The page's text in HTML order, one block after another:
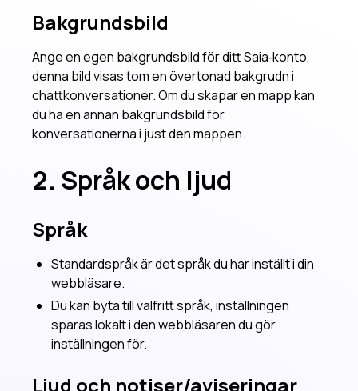
Styr tillgänglighet av AI-modeller
Kom igång med Saia
Spara AI-svar som Word- eller Excel-dokument
Dataskydd och integritet
Bakgrundsbild
Ange en egen bakgrundsbild för ditt Saia‑konto,
denna bild visas tom en övertonad bakgrudn i
chattkonversationer. Om du skapar en mapp kan
du ha en annan bakgrundsbild för
konversationerna i just den mappen.
2. Språk och ljud
Språk
Standardspråk är det språk du har inställt i din
webbläsare.
Du kan byta till valfritt språk, inställningen
sparas lokalt i den webbläsaren du gör
inställningen för.
Ljud och notiser/aviseringar